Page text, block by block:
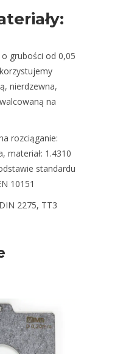
o grubości od 0,05
nierdzewna,
na
rozciąganie:
materiał: 1.4310
standardu
10151
2275, TT3